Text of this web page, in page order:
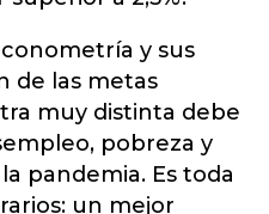
y sus
de las metas
muy distinta debe
pobreza y
pandemia. Es toda
un mejor